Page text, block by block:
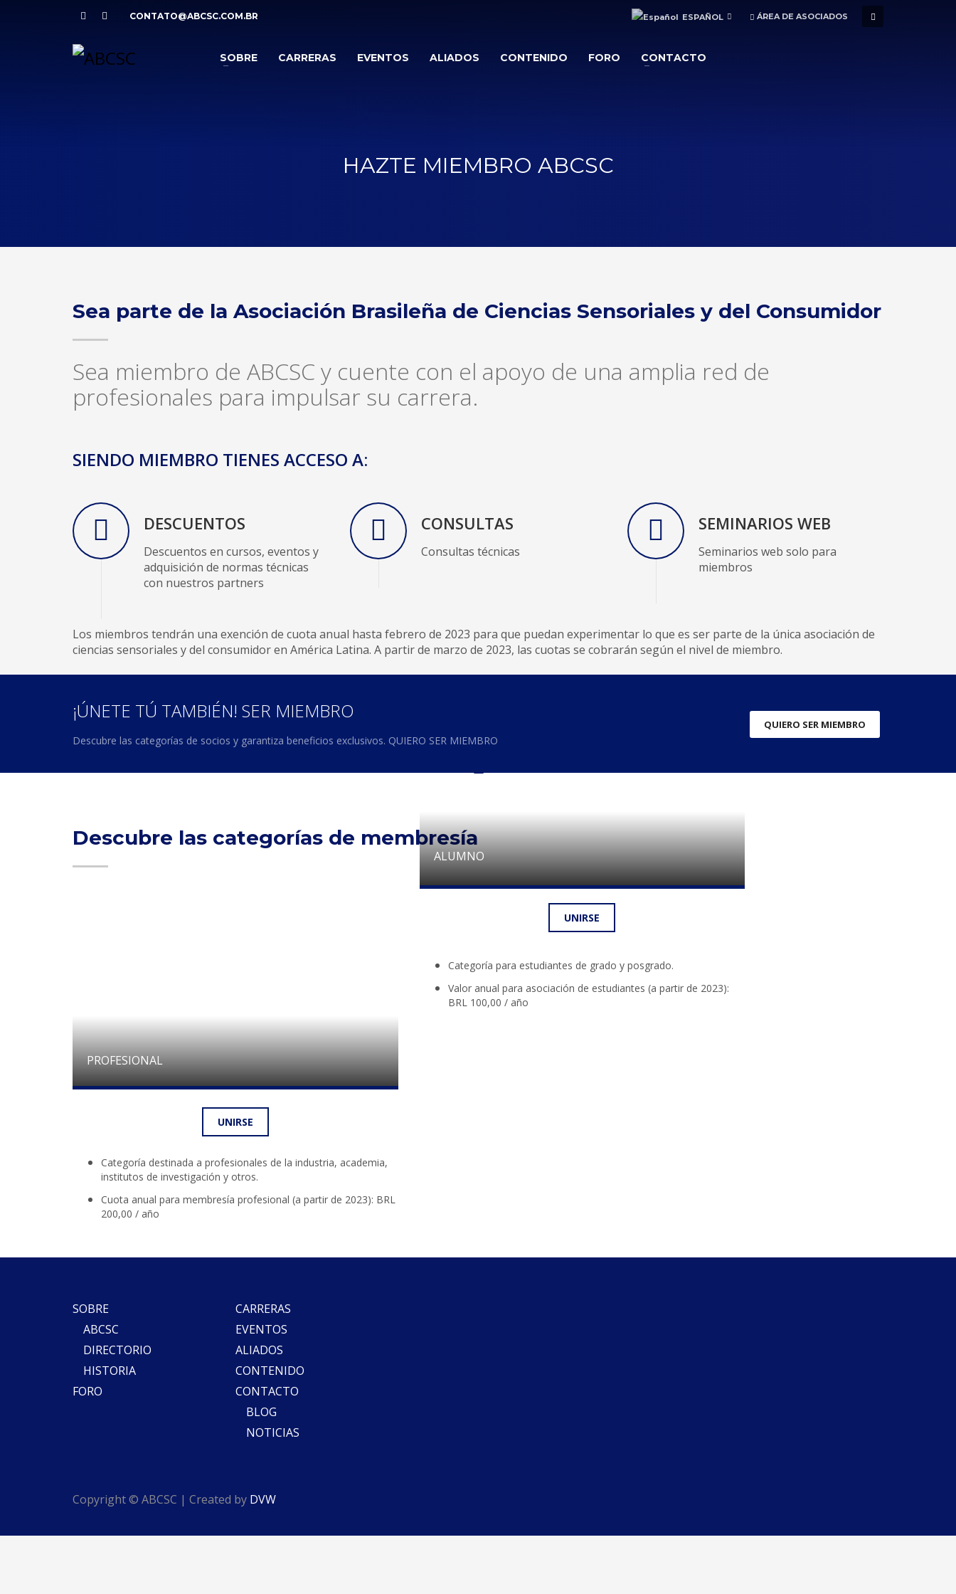
CONTATO@ABCSC.COM.BR ESPAÑOL ÁREA DE ASOCIADOS
SOBRE CARRERAS EVENTOS ALIADOS CONTENIDO FORO CONTACTO
HAZTE MIEMBRO ABCSC
Sea parte de la Asociación Brasileña de Ciencias Sensoriales y del Consumidor
Sea miembro de ABCSC y cuente con el apoyo de una amplia red de
profesionales para impulsar su carrera.
SIENDO MIEMBRO TIENES ACCESO A:
DESCUENTOS
Descuentos en cursos, eventos y
adquisición de normas técnicas
con nuestros partners
CONSULTAS
Consultas técnicas
SEMINARIOS WEB
Seminarios web solo para
miembros
Los miembros tendrán una exención de cuota anual hasta febrero de 2023 para que puedan experimentar lo que es ser parte de la única asociación de
ciencias sensoriales y del consumidor en América Latina. A partir de marzo de 2023, las cuotas se cobrarán según el nivel de miembro.
¡ÚNETE TÚ TAMBIÉN! SER MIEMBRO
Descubre las categorías de socios y garantiza beneficios exclusivos. QUIERO SER MIEMBRO
QUIERO SER MIEMBRO
Descubre las categorías de membresía
PROFESIONAL
UNIRSE
Categoría destinada a profesionales de la industria, academia,
institutos de investigación y otros.
Cuota anual para membresía profesional (a partir de 2023): BRL
200,00 / año
ALUMNO
UNIRSE
Categoría para estudiantes de grado y posgrado.
Valor anual para asociación de estudiantes (a partir de 2023):
BRL 100,00 / año
SOBRE
ABCSC
DIRECTORIO
HISTORIA
CARRERAS
EVENTOS
ALIADOS
CONTENIDO
FORO
CONTACTO
BLOG
NOTICIAS
Copyright © ABCSC | Created by DVW